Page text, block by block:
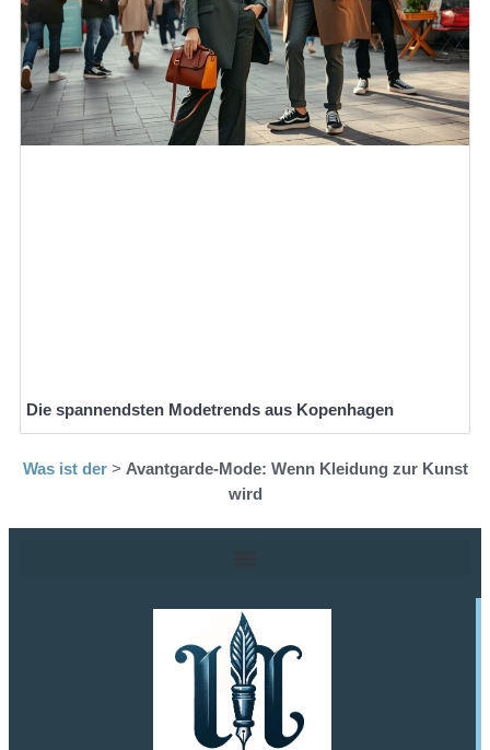
Die spannendsten Modetrends aus Kopenhagen
Was ist der> Avantgarde-Mode: Wenn Kleidung zur Kunst
wird